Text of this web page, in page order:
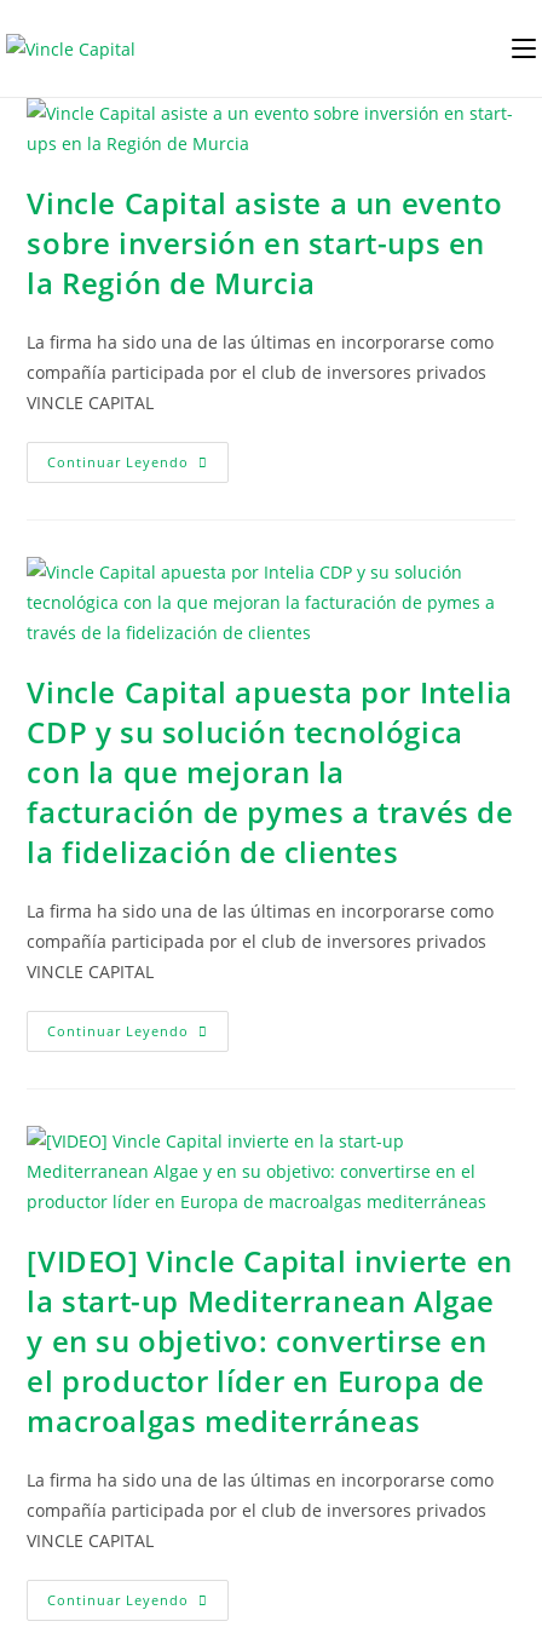
Vincle Capital asiste a un evento
sobre inversión en start-ups en
la Región de Murcia
La firma ha sido una de las últimas en incorporarse como
compañía participada por el club de inversores privados
VINCLE CAPITAL
Continuar Leyendo
Vincle Capital apuesta por Intelia
CDP y su solución tecnológica
con la que mejoran la
facturación de pymes a través de
la fidelización de clientes
La firma ha sido una de las últimas en incorporarse como
compañía participada por el club de inversores privados
VINCLE CAPITAL
Continuar Leyendo
[VIDEO] Vincle Capital invierte en
la start-up Mediterranean Algae
y en su objetivo: convertirse en
el productor líder en Europa de
macroalgas mediterráneas
La firma ha sido una de las últimas en incorporarse como
compañía participada por el club de inversores privados
VINCLE CAPITAL
Continuar Leyendo